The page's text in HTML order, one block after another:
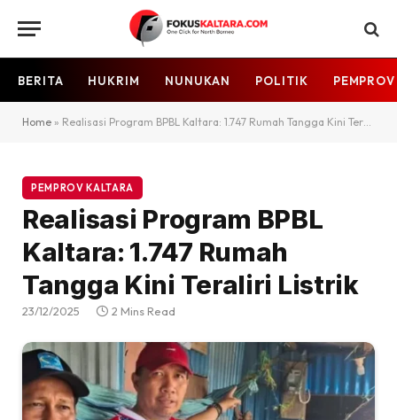
BERITA HUKRIM NUNUKAN POLITIK
Home » Realisasi Program BPBL Kaltara: 1.747 Rumah Tangga Kini Teraliri Listrik
PEMPROV KALTARA
Realisasi Program BPBL
Kaltara: 1.747 Rumah
Tangga Kini Teraliri Listrik
23/12/2025 2 Mins Read